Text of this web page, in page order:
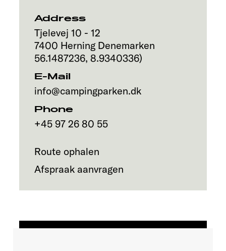
Address
Tjelevej 10 - 12
7400 Herning Denemarken
56.1487236, 8.9340336)
E-Mail
info@campingparken.dk
Phone
+45 97 26 80 55
Route ophalen
Afspraak aanvragen